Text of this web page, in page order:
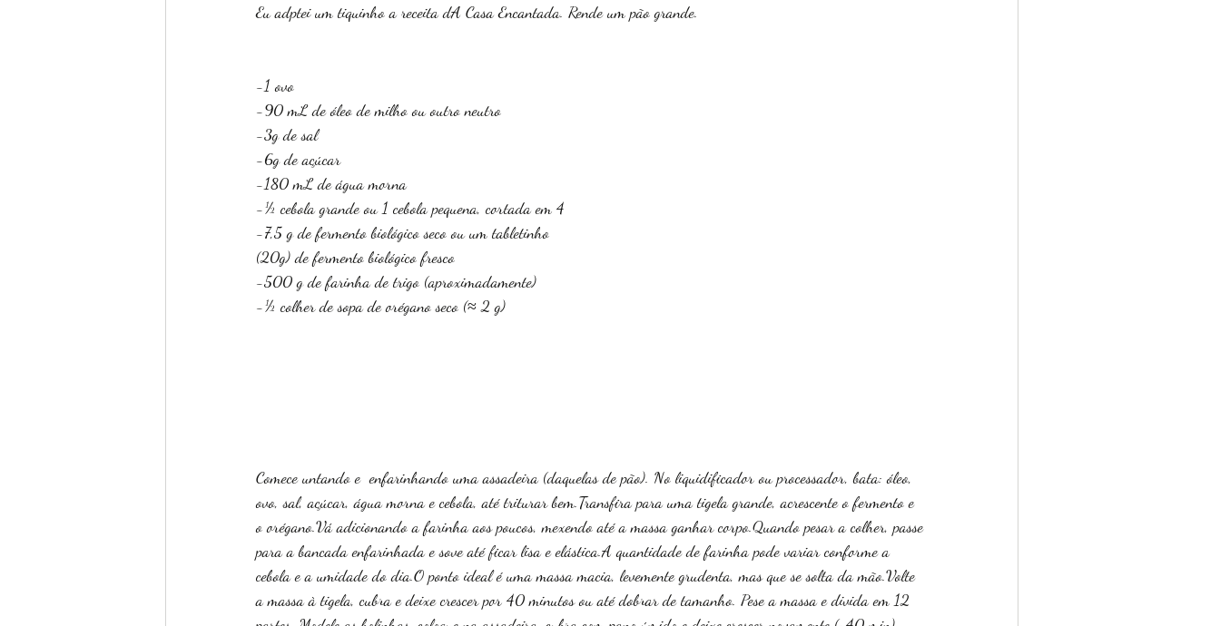
Eu adptei um tiquinho a receita dA Casa Encantada. Rende um pão grande.
-1 ovo
-90 mL de óleo de milho ou outro neutro
-3g de sal
-6g de açúcar
-180 mL de água morna
-½ cebola grande ou 1 cebola pequena, cortada em 4
-7,5 g de fermento biológico seco ou um tabletinho
(20g) de fermento biológico fresco
-500 g de farinha de trigo (aproximadamente)
-½ colher de sopa de orégano seco (≈ 2 g)
Comece untando e  enfarinhando uma assadeira (daquelas de pão). No liquidificador ou processador, bata: óleo,
ovo, sal, açúcar, água morna e cebola, até triturar bem.Transfira para uma tigela grande, acrescente o fermento e
o orégano.Vá adicionando a farinha aos poucos, mexendo até a massa ganhar corpo.Quando pesar a colher, passe
para a bancada enfarinhada e sove até ficar lisa e elástica.A quantidade de farinha pode variar conforme a
cebola e a umidade do dia.O ponto ideal é uma massa macia, levemente grudenta, mas que se solta da mão.Volte
a massa à tigela, cubra e deixe crescer por 40 minutos ou até dobrar de tamanho. Pese a massa e divida em 12